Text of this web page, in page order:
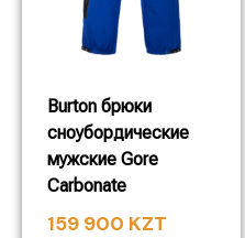
Burton брюки
сноубордические
мужские Gore
Carbonate
159 900 KZT